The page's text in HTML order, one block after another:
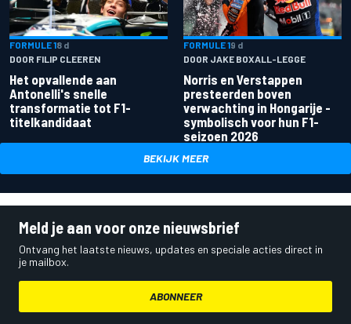
FORMULE 18 d
DOOR FILIP CLEEREN
Het opvallende aan
Antonelli's snelle
transformatie tot F1-
titelkandidaat
FORMULE 19 d
DOOR JAKE BOXALL-LEGGE
Norris en Verstappen
presteerden boven
verwachting in Hongarije -
symbolisch voor hun F1-
seizoen 2026
BEKIJK MEER
Meld je aan voor onze nieuwsbrief
Ontvang het laatste nieuws, updates en speciale acties direct in
je mailbox.
ABONNEER